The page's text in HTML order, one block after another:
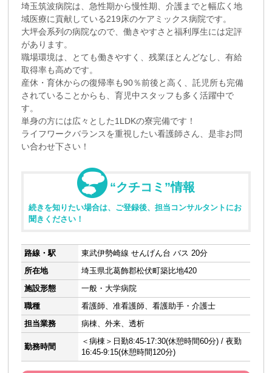
埼玉筑波病院は、急性期から慢性期、介護までと幅広く地
域医療に貢献している219床のケアミックス病院です。
大坪会系列の病院なので、働きやすさと福利厚生には定評
があります。
職場環境は、とても働きやすく、残業ほとんどなし、有給
取得率も高めです。
産休・育休からの復帰率も90％前後と高く、託児所も完備
されていることからも、育児中スタッフも多く活躍中で
す。
単身の方には広々とした1LDKの寮完備です！
ライフワークバランスを重視したい看護師さん、是非お問
い合わせ下さい！
“クチコミ”情報
続きを知りたい場合は、ご登録後、担当コンサルタントにお
聞きください！
路線・駅
東武伊勢崎線 せんげん台 バス 20分
所在地
埼玉県北葛飾郡松伏町築比地420
施設形態
一般・大学病院
職種
看護師、准看護師、看護助手・介護士
担当業務
病棟、外来、透析
勤務時間
＜病棟＞日勤8:45-17:30(休憩時間60分) / 夜勤
16:45-9:15(休憩時間120分)